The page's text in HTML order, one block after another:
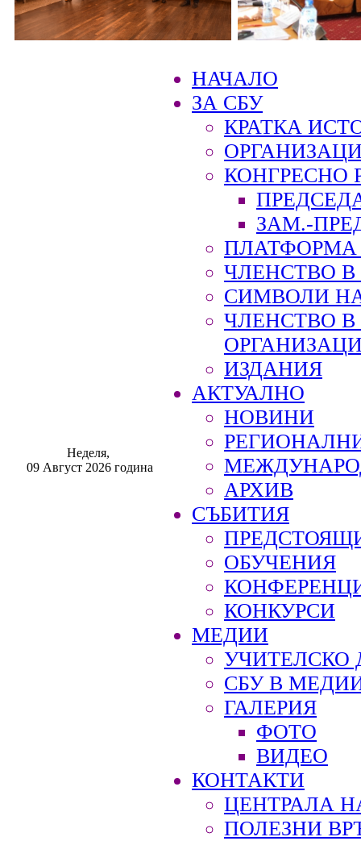
Неделя,
09 Август 2026 година
НАЧАЛО
ЗА СБУ
КРАТКА
КОНГРЕСНО
ЗАМ.-
ПЛАТФОРМА
ЧЛЕНСТВО В
СИМВОЛИ
ЧЛЕНСТВО
ИЗДАНИЯ
АКТУАЛНО
НОВИНИ
АРХИВ
СЪБИТИЯ
ОБУЧЕНИЯ
КОНКУРСИ
МЕДИИ
УЧИТЕЛСКО
СБУ В
ГАЛЕРИЯ
ФОТО
ВИДЕО
КОНТАКТИ
ЦЕНТРАЛА
ПОЛЕЗНИ